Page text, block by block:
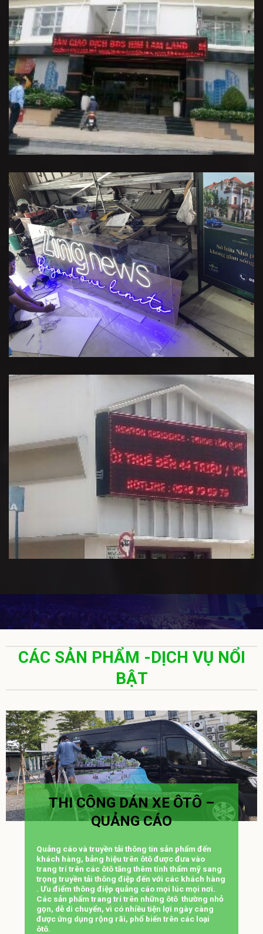
CÁC SẢN PHẨM -DỊCH VỤ NỔI
BẬT
THI CÔNG DÁN XE ÔTÔ –
QUẢNG CÁO
Quảng cáo và truyền tải thông tin sản phẩm đến
khách hàng, bảng hiệu trên ôtô được đưa vào
trang trí trên các ôtô tăng thêm tính thẩm mỹ sang
trọng truyền tải thông điệp đến với các khách hàng
. Ưu điểm thông điệp quảng cáo mọi lúc mọi nơi.
Các sản phẩm trang trí trên những ôtô thường nhỏ
gọn, dễ di chuyển, vì có nhiều tiện lợi ngày càng
được ứng dụng rộng rãi, phổ biến trên các loại
ôtô.